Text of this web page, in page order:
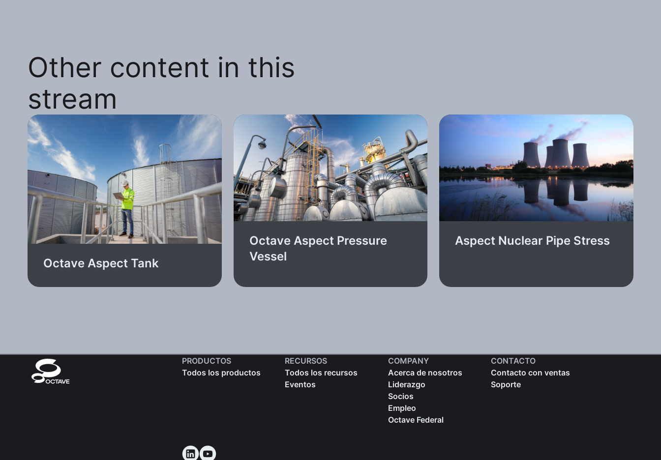
Other content in this
stream
Octave Aspect Tank
Octave Aspect Pressure
Vessel
Aspect Nuclear Pipe Stress
PRODUCTOS
Todos los productos
RECURSOS
Todos los recursos
Eventos
COMPANY
Acerca de nosotros
Liderazgo
Socios
Empleo
Octave Federal
CONTACTO
Contacto con ventas
Soporte